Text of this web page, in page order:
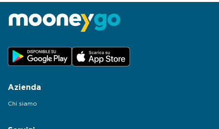
Azienda
Chi siamo